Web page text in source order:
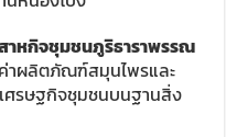
าหกิจชุมชนภูริธาราพรรณ
าผลิตภัณฑ์สมุนไพรและ
รษฐกิจชุมชนบนฐานสิ่ง